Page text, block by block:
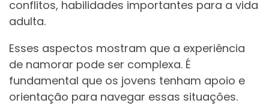
conflitos, habilidades importantes para a vida
adulta.
Esses aspectos mostram que a experiência
de namorar pode ser complexa. É
fundamental que os jovens tenham apoio e
orientação para navegar essas situações.